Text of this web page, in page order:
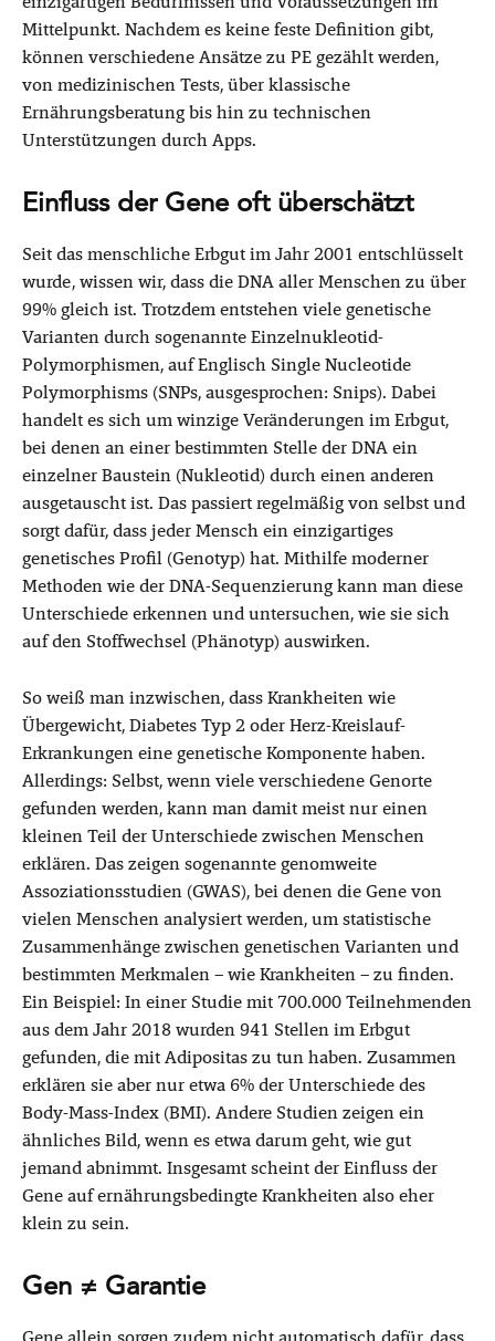
Mittelpunkt. Nachdem es keine feste Definition gibt,
können verschiedene Ansätze zu PE gezählt werden,
von medizinischen Tests, über klassische
Ernährungsberatung bis hin zu technischen
Unterstützungen durch Apps.
Einfluss der Gene oft überschätzt
Seit das menschliche Erbgut im Jahr 2001 entschlüsselt
wurde, wissen wir, dass die DNA aller Menschen zu über
99% gleich ist. Trotzdem entstehen viele genetische
Varianten durch sogenannte Einzelnukleotid-
Polymorphismen, auf Englisch Single Nucleotide
Polymorphisms (SNPs, ausgesprochen: Snips). Dabei
handelt es sich um winzige Veränderungen im Erbgut,
bei denen an einer bestimmten Stelle der DNA ein
einzelner Baustein (Nukleotid) durch einen anderen
ausgetauscht ist. Das passiert regelmäßig von selbst und
sorgt dafür, dass jeder Mensch ein einzigartiges
genetisches Profil (Genotyp) hat. Mithilfe moderner
Methoden wie der DNA-Sequenzierung kann man diese
Unterschiede erkennen und untersuchen, wie sie sich
auf den Stoffwechsel (Phänotyp) auswirken.
So weiß man inzwischen, dass Krankheiten wie
Übergewicht, Diabetes Typ 2 oder Herz-Kreislauf-
Erkrankungen eine genetische Komponente haben.
Allerdings: Selbst, wenn viele verschiedene Genorte
gefunden werden, kann man damit meist nur einen
kleinen Teil der Unterschiede zwischen Menschen
erklären. Das zeigen sogenannte genomweite
Assoziationsstudien (GWAS), bei denen die Gene von
vielen Menschen analysiert werden, um statistische
Zusammenhänge zwischen genetischen Varianten und
bestimmten Merkmalen – wie Krankheiten – zu finden.
Ein Beispiel: In einer Studie mit 700.000 Teilnehmenden
aus dem Jahr 2018 wurden 941 Stellen im Erbgut
gefunden, die mit Adipositas zu tun haben. Zusammen
erklären sie aber nur etwa 6% der Unterschiede des
Body-Mass-Index (BMI). Andere Studien zeigen ein
ähnliches Bild, wenn es etwa darum geht, wie gut
jemand abnimmt. Insgesamt scheint der Einfluss der
Gene auf ernährungsbedingte Krankheiten also eher
klein zu sein.
Gen ≠ Garantie